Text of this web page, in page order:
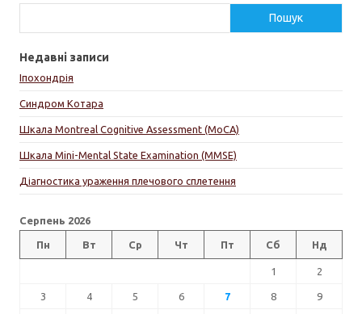
Пошук
Недавні записи
Іпохондрія
Синдром Котара
Шкала Montreal Cognitive Assessment (MoCA)
Шкала Mini-Mental State Examination (MMSE)
Діагностика ураження плечового сплетення
Серпень 2026
Пн Вт Ср Чт Пт Сб Нд
1 2
3 4 5 6 7 8 9